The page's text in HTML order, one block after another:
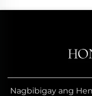
Nagbibigay ang